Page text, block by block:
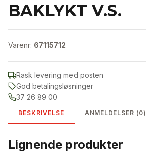
BAKLYKT V.S.
Varenr: 67115712
Rask levering med posten
God betalingsløsninger
37 26 89 00
BESKRIVELSE ANMELDELSER (0)
Lignende produkter